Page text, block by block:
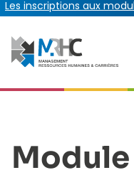
Les inscriptions aux